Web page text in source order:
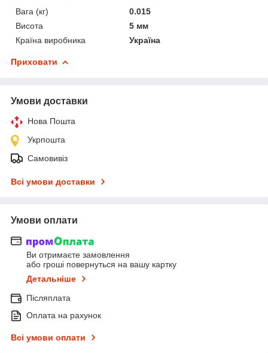
Вага (кг)
0.015
Висота
5 мм
Країна виробника
Україна
Приховати
Умови доставки
Нова Пошта
Укрпошта
Самовивіз
Всі умови доставки
Умови оплати
Ви отримаєте замовлення
або гроші повернуться на вашу картку
Детальніше
Післяплата
Оплата на рахунок
Всі умови оплати